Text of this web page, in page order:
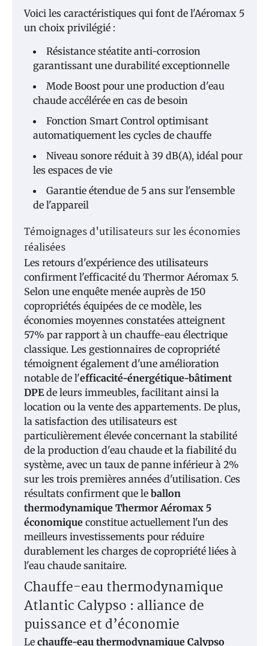
Voici les caractéristiques qui font de l'Aéromax 5
un choix privilégié :
Résistance stéatite anti-corrosion
garantissant une durabilité exceptionnelle
Mode Boost pour une production d'eau
chaude accélérée en cas de besoin
Fonction Smart Control optimisant
automatiquement les cycles de chauffe
Niveau sonore réduit à 39 dB(A), idéal pour
les espaces de vie
Garantie étendue de 5 ans sur l'ensemble
de l'appareil
Témoignages d'utilisateurs sur les économies
réalisées
Les retours d'expérience des utilisateurs
confirment l'efficacité du Thermor Aéromax 5.
Selon une enquête menée auprès de 150
copropriétés équipées de ce modèle, les
économies moyennes constatées atteignent
57% par rapport à un chauffe-eau électrique
classique. Les gestionnaires de copropriété
témoignent également d'une amélioration
notable de l'efficacité-énergétique-bâtiment
DPEde leurs immeubles, facilitant ainsi la
location ou la vente des appartements. De plus,
la satisfaction des utilisateurs est
particulièrement élevée concernant la stabilité
de la production d'eau chaude et la fiabilité du
système, avec un taux de panne inférieur à 2%
sur les trois premières années d'utilisation. Ces
résultats confirment que le ballon
thermodynamique Thermor Aéromax 5
économique constitue actuellement l'un des
meilleurs investissements pour réduire
durablement les charges de copropriété liées à
l'eau chaude sanitaire.
Chauffe-eau thermodynamique
Atlantic Calypso : alliance de
puissance et d’économie
Le chauffe-eau thermodynamique Calypso